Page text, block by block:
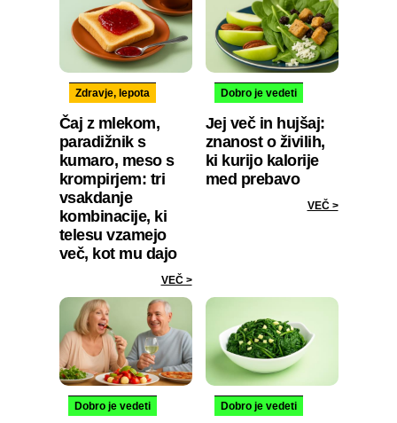
Zdravje, lepota
Čaj z mlekom,
paradižnik s
kumaro, meso s
krompirjem: tri
vsakdanje
kombinacije, ki
telesu vzamejo
več, kot mu dajo
VEČ >
Dobro je vedeti
Jej več in hujšaj:
znanost o živilih,
ki kurijo kalorije
med prebavo
VEČ >
Dobro je vedeti Dobro je vedeti